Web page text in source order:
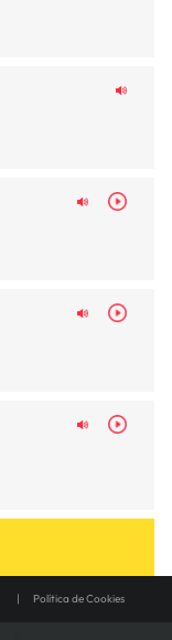
Política de Cookies